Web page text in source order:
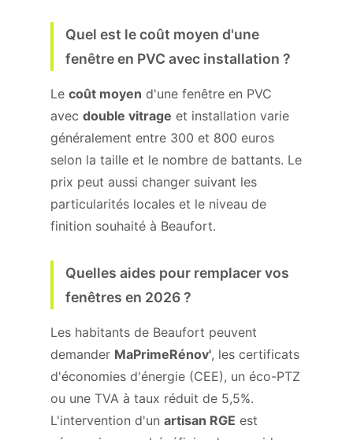
Quel est le coût moyen d'une
fenêtre en PVC avec installation ?
Le coût moyen d'une fenêtre en PVC
avec double vitrage et installation varie
généralement entre 300 et 800 euros
selon la taille et le nombre de battants. Le
prix peut aussi changer suivant les
particularités locales et le niveau de
finition souhaité à Beaufort.
Quelles aides pour remplacer vos
fenêtres en 2026 ?
Les habitants de Beaufort peuvent
demander MaPrimeRénov', les certificats
d'économies d'énergie (CEE), un éco-PTZ
ou une TVA à taux réduit de 5,5%.
L'intervention d'un artisan RGE est